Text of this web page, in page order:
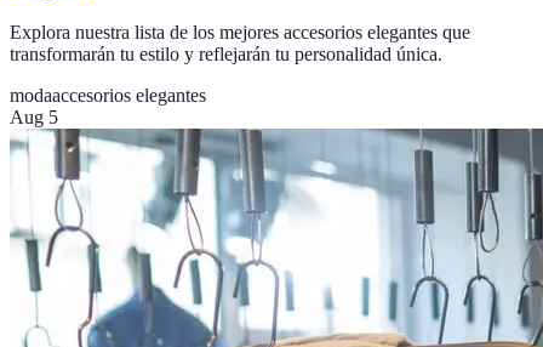
Explora nuestra lista de los mejores accesorios elegantes que
transformarán tu estilo y reflejarán tu personalidad única.
modaaccesorios elegantes
Aug 5